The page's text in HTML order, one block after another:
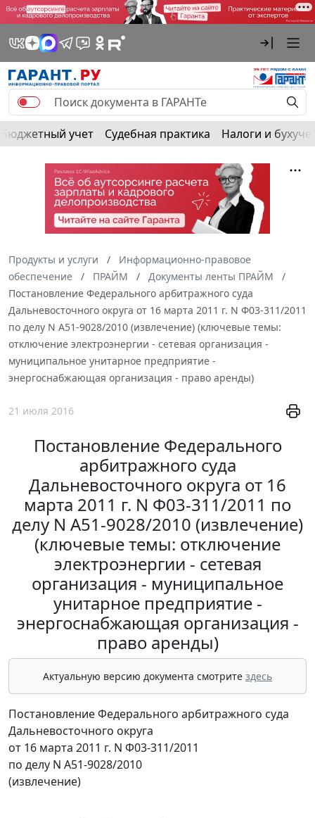
Бюджетный учет Судебная практика Налоги и
Продукты и услуги
Информационно-правовое
обеспечение
ПРАЙМ
Документы ленты ПРАЙМ
Постановление Федерального арбитражного суда
Дальневосточного округа от 16 марта 2011 г. N Ф03-311/2011
по делу N А51-9028/2010 (извлечение) (ключевые темы:
отключение электроэнергии - сетевая организация -
муниципальное унитарное предприятие -
энергоснабжающая организация - право аренды)
21 июля 2016
Постановление Федерального
арбитражного суда
Дальневосточного округа от 16
марта 2011 г. N Ф03-311/2011 по
делу N А51-9028/2010 (извлечение)
(ключевые темы: отключение
электроэнергии - сетевая
организация - муниципальное
унитарное предприятие -
энергоснабжающая организация -
право аренды)
Актуальную версию документа смотрите здесь
Постановление Федерального арбитражного суда
Дальневосточного округа
от 16 марта 2011 г. N Ф03-311/2011
по делу N А51-9028/2010
(извлечение)